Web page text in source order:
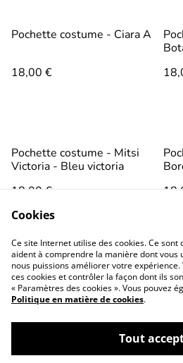
Pochette costume - Ciara A
18,00 €
Pochette costume - Mitsi
Victoria - Bleu victoria
18,00 €
Conditions générales
Cookies
Ce site Internet utilise des cookies. Ce
aident à comprendre la manière dont vous
nous puissions améliorer votre
ces cookies et contrôler la façon dont ils
« Paramètres des cookies ». Vous pouvez
Politique en matière de cookies.
Tout